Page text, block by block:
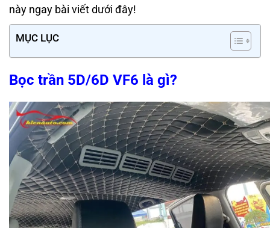
này ngay bài viết dưới đây!
MỤC LỤC
Bọc trần 5D/6D VF6 là gì?